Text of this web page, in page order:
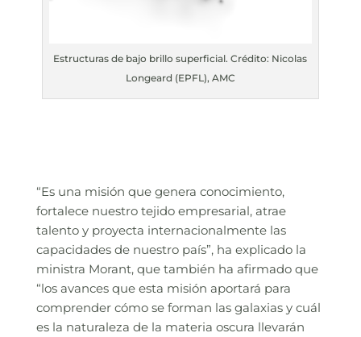
Estructuras de bajo brillo superficial. Crédito: Nicolas
Longeard (EPFL), AMC
“Es una misión que genera conocimiento,
fortalece nuestro tejido empresarial, atrae
talento y proyecta internacionalmente las
capacidades de nuestro país”, ha explicado la
ministra Morant, que también ha afirmado que
“los avances que esta misión aportará para
comprender cómo se forman las galaxias y cuál
es la naturaleza de la materia oscura llevarán